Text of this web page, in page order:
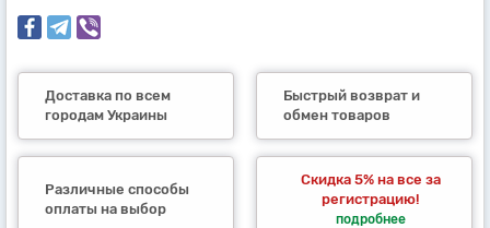
Доставка по всем
городам Украины
Быстрый возврат и
обмен товаров
Различные способы
оплаты на выбор
Скидка 5% на все за
регистрацию!
подробнее